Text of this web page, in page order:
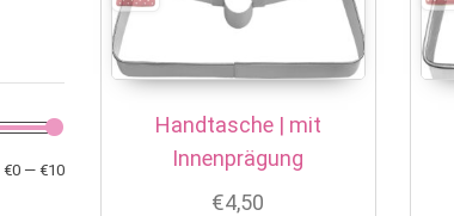
Handtasche | mit
Innenprägung
€4,50
Min. Preis
Max. Preis
€0— €10